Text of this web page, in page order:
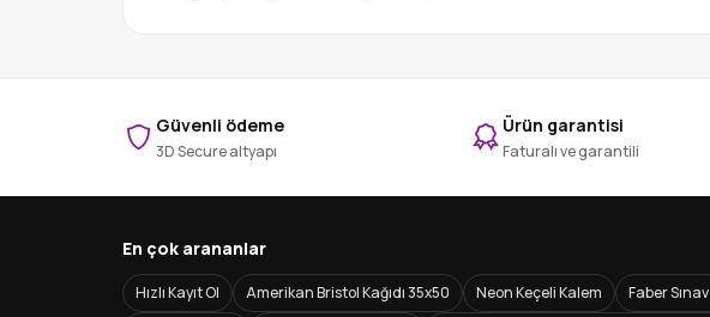
Güvenli ödeme
3D Secure altyapı
Ürün garantisi
Faturalı ve garantili
En çok arananlar
Hızlı Kayıt Ol Amerikan Bristol Kağıdı 35x50 Neon Keçeli Kalem Faber